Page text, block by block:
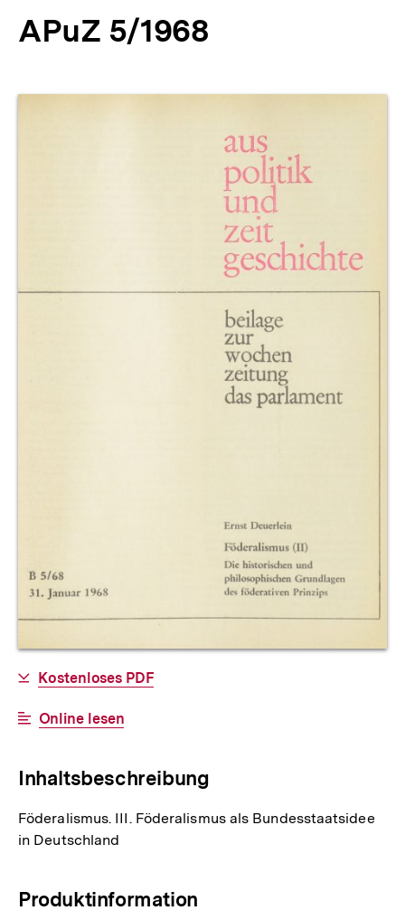
APuZ 5/1968
Allgemeine
Informationen
Download-
Kostenloses PDF
Interner
Online lesen
Inhaltsbeschreibung
Föderalismus. III. Föderalismus als Bundesstaatsidee
in Deutschland
Produktinformation